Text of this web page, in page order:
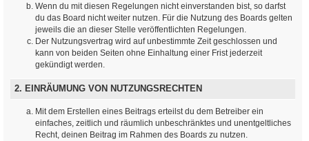
Wenn du mit diesen Regelungen nicht einverstanden bist, so darfst
du das Board nicht weiter nutzen. Für die Nutzung des Boards gelten
jeweils die an dieser Stelle veröffentlichten Regelungen.
Der Nutzungsvertrag wird auf unbestimmte Zeit geschlossen und
kann von beiden Seiten ohne Einhaltung einer Frist jederzeit
gekündigt werden.
2. EINRÄUMUNG VON NUTZUNGSRECHTEN
Mit dem Erstellen eines Beitrags erteilst du dem Betreiber ein
einfaches, zeitlich und räumlich unbeschränktes und unentgeltliches
Recht, deinen Beitrag im Rahmen des Boards zu nutzen.